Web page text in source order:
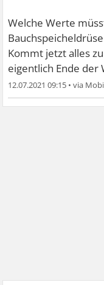
Welche Werte
Kommt jetzt alles
eigentlich Ende der
12.07.2021 09:15 •